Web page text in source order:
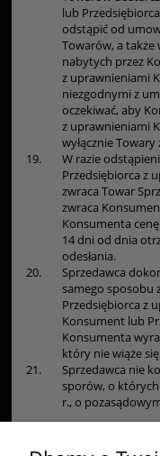
lub
odstąpić od
Towarów, a
nabytych przez
z uprawnieniami
niezgodnymi z
oczekiwać, aby
z uprawnieniami
wyłącznie
19.
W razie
Przedsiębiorca z
zwraca Towar
zwraca
Konsumenta
14 dni od dnia
odesłania.
20.
Sprzedawca
samego sposobu
Przedsiębiorca z
Konsument lub
Konsumenta
który nie wiąże
21.
Sprzedawca nie
sporów, o których
r., o